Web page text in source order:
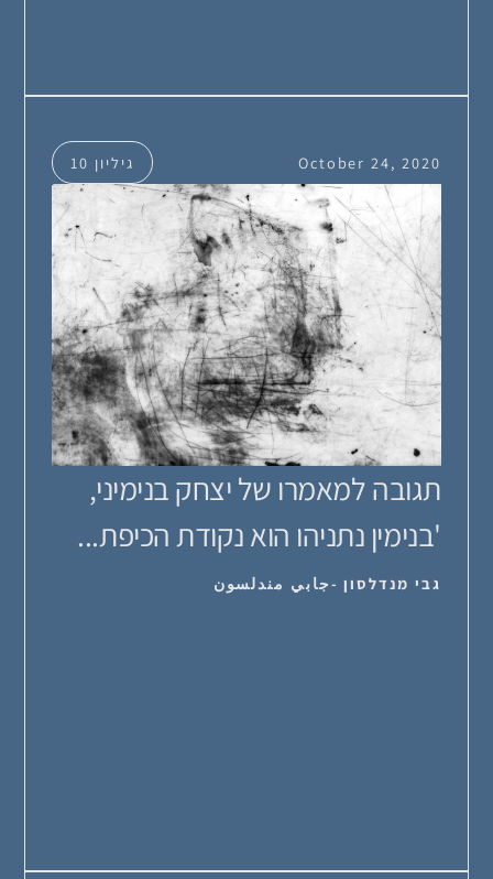
October 24, 2020 גיליון 10
תגובה למאמרו של יצחק בנימיני,
'בנימין נתניהו הוא נקודת הכיפת...
גבי מנדלסון -جابي مندلسون